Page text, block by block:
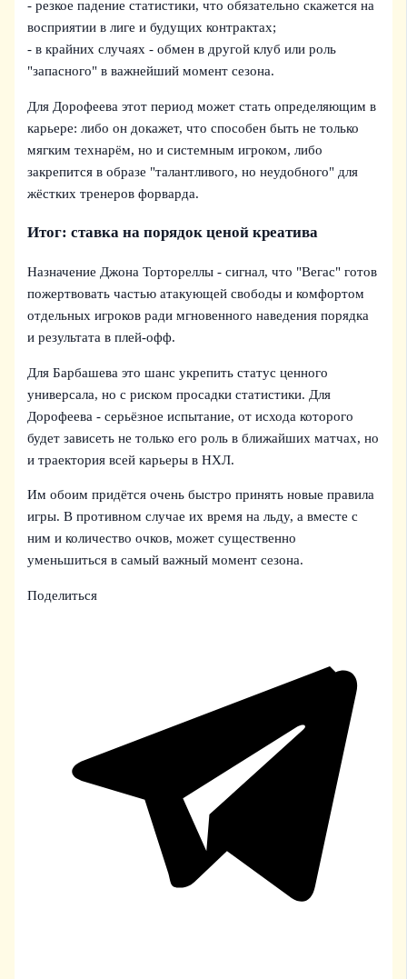
- резкое падение статистики, что обязательно скажется на
восприятии в лиге и будущих контрактах;
- в крайних случаях - обмен в другой клуб или роль
"запасного" в важнейший момент сезона.
Для Дорофеева этот период может стать определяющим в
карьере: либо он докажет, что способен быть не только
мягким технарём, но и системным игроком, либо
закрепится в образе "талантливого, но неудобного" для
жёстких тренеров форварда.
Итог: ставка на порядок ценой креатива
Назначение Джона Тортореллы - сигнал, что "Вегас" готов
пожертвовать частью атакующей свободы и комфортом
отдельных игроков ради мгновенного наведения порядка
и результата в плей-офф.
Для Барбашева это шанс укрепить статус ценного
универсала, но с риском просадки статистики. Для
Дорофеева - серьёзное испытание, от исхода которого
будет зависеть не только его роль в ближайших матчах, но
и траектория всей карьеры в НХЛ.
Им обоим придётся очень быстро принять новые правила
игры. В противном случае их время на льду, а вместе с
ним и количество очков, может существенно
уменьшиться в самый важный момент сезона.
Поделиться